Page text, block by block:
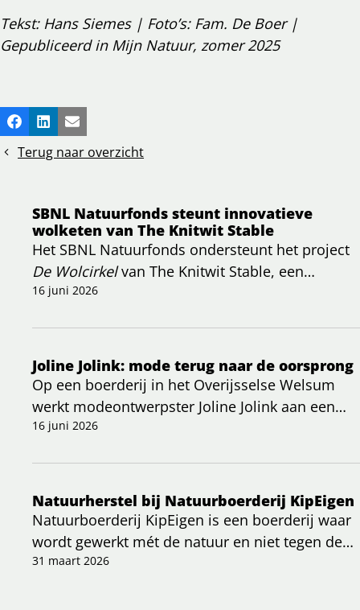
Tekst: Hans Siemes | Foto’s: Fam. De Boer |
Gepubliceerd in Mijn Natuur, zomer 2025
Deel
dit
bericht
Facebook
LinkedInE-mail
Terug naar overzicht
SBNL Natuurfonds steunt innovatieve
wolketen van The Knitwit Stable
Het SBNL Natuurfonds ondersteunt het project
De Wolcirkelvan The Knitwit Stable, een
initiatief dat zich richt op het herstellen van een
16 juni 2026
Joline Jolink: mode terug naar de oorsprong
Op een boerderij in het Overijsselse Welsum
werkt modeontwerpster Joline Jolink aan een
bijzonder project: kleding die letterlijk geworteld
radicaal veranderde en kiest voor een
regeneratieve, lokale aanpak.
16 juni 2026
Natuurherstel bij Natuurboerderij KipEigen
Natuurboerderij KipEigen is een boerderij waar
wordt gewerkt mét de natuur en niet tegen de
natuur.
31 maart 2026